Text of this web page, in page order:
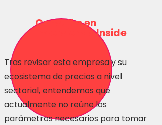
Consulta en
Inversionas Inside
Tras revisar esta empresa y su
ecosistema de precios a nivel
sectorial, entendemos que
actualmente no reúne los
parámetros necesarios para tomar